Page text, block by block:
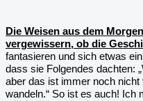
Die Weisen aus dem
vergewissern, ob die
fantasieren und sich etwas
dass sie Folgendes dachten:
aber das ist immer noch
wandeln.“ So ist es auch! Ich